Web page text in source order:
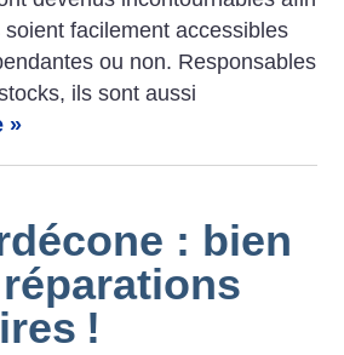
facilement accessibles
ou non. Responsables
ils sont aussi
»
: bien
!